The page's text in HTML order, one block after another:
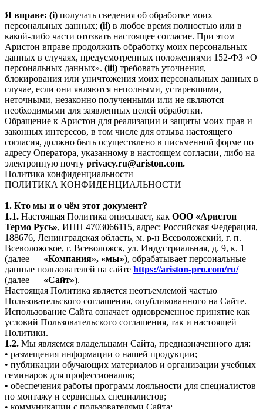
Я вправе: (i) получать сведения об обработке моих
персональных данных; (ii) в любое время полностью или в
какой-либо части отозвать настоящее согласие. При этом
Аристон вправе продолжить обработку моих персональных
данных в случаях, предусмотренных положениями 152-ФЗ «О
персональных данных». (iii) требовать уточнения,
блокирования или уничтожения моих персональных данных в
случае, если они являются неполными, устаревшими,
неточными, незаконно полученными или не являются
необходимыми для заявленных целей обработки.
Обращение к Аристон для реализации и защиты моих прав и
законных интересов, в том числе для отзыва настоящего
согласия, должно быть осуществлено в письменной форме по
адресу Оператора, указанному в настоящем согласии, либо на
электронную почту privacy.ru@ariston.com.
Политика конфиденциальности
ПОЛИТИКА КОНФИДЕНЦИАЛЬНОСТИ
1. Кто мы и о чём этот документ?
1.1. Настоящая Политика описывает, как ООО «Аристон
Термо Русь», ИНН 4703066115, адрес: Российская Федерация,
188676, Ленинградская область, м. р-н Всеволожский, г. п.
Всеволожское, г. Всеволожск, ул. Индустриальная, д. 9, к. 1
(далее — «Компания», «мы»), обрабатывает персональные
данные пользователей на сайте https://ariston-pro.com/ru/
(далее — «Сайт»).
Настоящая Политика является неотъемлемой частью
Пользовательского соглашения, опубликованного на Сайте.
Использование Сайта означает одновременное принятие как
условий Пользовательского соглашения, так и настоящей
Политики.
1.2. Мы являемся владельцами Сайта, предназначенного для:
• размещения информации о нашей продукции;
• публикации обучающих материалов и организации учебных
семинаров для профессионалов;
• обеспечения работы программ лояльности для специалистов
по монтажу и сервисных специалистов;
• коммуникации с пользователями Сайта;